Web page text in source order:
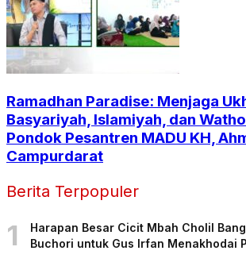
Ramadhan Paradise: Menjaga
Basyariyah, Islamiyah, dan
Pondok Pesantren MADU KH,
Campurdarat
Berita Terpopuler
1
Harapan Besar Cicit Mbah Cholil
Buchori untuk Gus Irfan Menakhodai